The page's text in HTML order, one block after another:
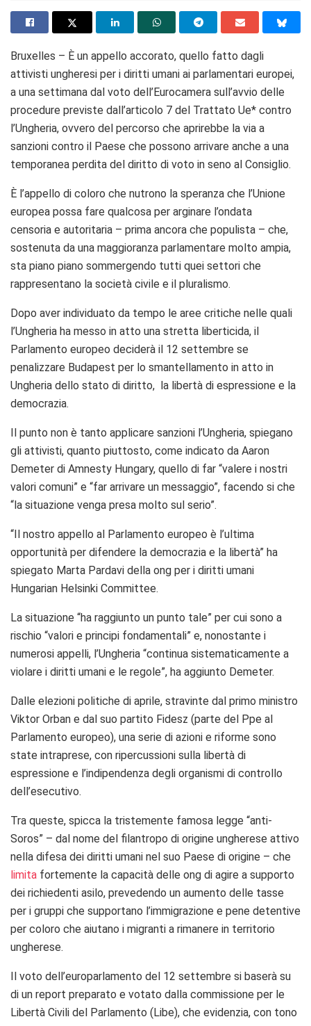
Bruxelles – È un appello accorato, quello fatto dagli
attivisti ungheresi per i diritti umani ai parlamentari europei,
a una settimana dal voto dell’Eurocamera sull’avvio delle
procedure previste dall’articolo 7 del Trattato Ue* contro
l’Ungheria, ovvero del percorso che aprirebbe la via a
sanzioni contro il Paese che possono arrivare anche a una
temporanea perdita del diritto di voto in seno al Consiglio.
È l’appello di coloro che nutrono la speranza che l’Unione
europea possa fare qualcosa per arginare l’ondata
censoria e autoritaria – prima ancora che populista – che,
sostenuta da una maggioranza parlamentare molto ampia,
sta piano piano sommergendo tutti quei settori che
rappresentano la società civile e il pluralismo.
Dopo aver individuato da tempo le aree critiche nelle quali
l’Ungheria ha messo in atto una stretta liberticida, il
Parlamento europeo deciderà il 12 settembre se
penalizzare Budapest per lo smantellamento in atto in
Ungheria dello stato di diritto, la libertà di espressione e la
democrazia.
Il punto non è tanto applicare sanzioni l’Ungheria, spiegano
gli attivisti, quanto piuttosto, come indicato da Aaron
Demeter di Amnesty Hungary, quello di far “valere i nostri
valori comuni” e “far arrivare un messaggio”, facendo si che
“la situazione venga presa molto sul serio”.
“Il nostro appello al Parlamento europeo è l’ultima
opportunità per difendere la democrazia e la libertà” ha
spiegato Marta Pardavi della ong per i diritti umani
Hungarian Helsinki Committee.
La situazione “ha raggiunto un punto tale” per cui sono a
rischio “valori e principi fondamentali” e, nonostante i
numerosi appelli, l’Ungheria “continua sistematicamente a
violare i diritti umani e le regole”, ha aggiunto Demeter.
Dalle elezioni politiche di aprile, stravinte dal primo ministro
Viktor Orban e dal suo partito Fidesz (parte del Ppe al
Parlamento europeo), una serie di azioni e riforme sono
state intraprese, con ripercussioni sulla libertà di
espressione e l’indipendenza degli organismi di controllo
dell’esecutivo.
Tra queste, spicca la tristemente famosa legge “anti-
Soros” – dal nome del filantropo di origine ungherese attivo
nella difesa dei diritti umani nel suo Paese di origine – che
limita fortemente la capacità delle ong di agire a supporto
dei richiedenti asilo, prevedendo un aumento delle tasse
per i gruppi che supportano l’immigrazione e pene detentive
per coloro che aiutano i migranti a rimanere in territorio
ungherese.
Il voto dell’europarlamento del 12 settembre si baserà su
di un report preparato e votato dalla commissione per le
Libertà Civili del Parlamento (Libe), che evidenzia, con tono